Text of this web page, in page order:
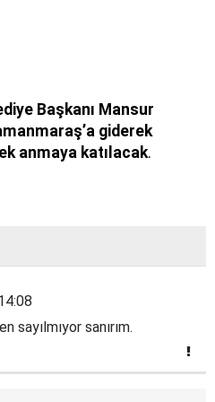
Başkanı Mansur
giderek
anmaya katılacak.
sanırım.